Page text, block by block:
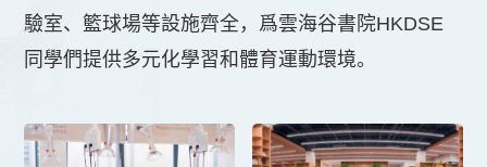
驗室、籃球場等設施齊全，爲雲海谷書院HKDSE
同學們提供多元化學習和體育運動環境。